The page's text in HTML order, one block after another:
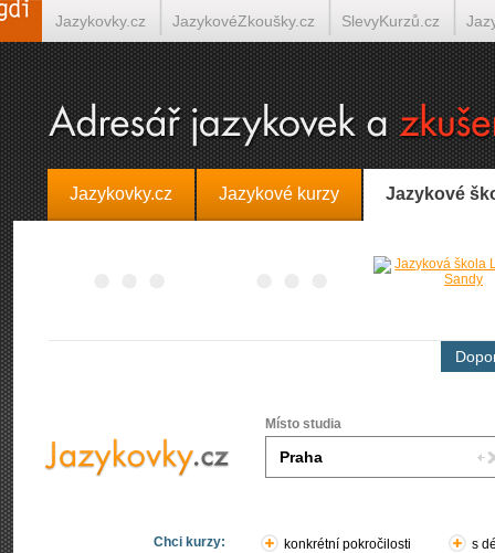
Jazykovky.cz Jazykové kurzy Jazykové
Místo studia
Chci kurzy: konkrétní pokročilosti s
Jazykovky.cz JazykovéZkoušky.cz SlevyKurzů.cz
Španělština on-line Italština on-line Tlumočení-